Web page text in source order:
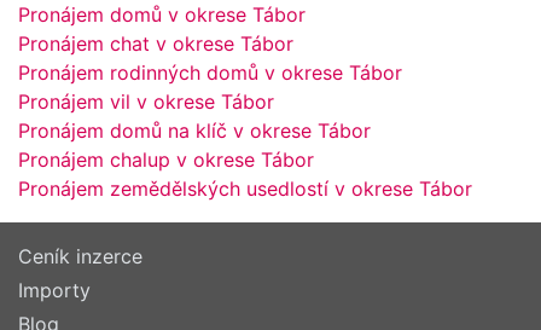
Pronájem domů v okrese Tábor
Pronájem chat v okrese Tábor
Pronájem rodinných domů v okrese Tábor
Pronájem vil v okrese Tábor
Pronájem domů na klíč v okrese Tábor
Pronájem chalup v okrese Tábor
Pronájem zemědělských usedlostí v okrese Tábor
Ceník inzerce
Importy
Blog